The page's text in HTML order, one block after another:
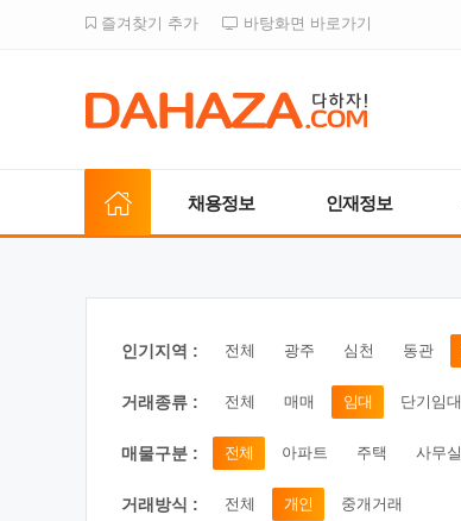
즐겨찾기 추가 바탕화면 바로가기
채용정보 인재정보
인기지역 : 전체 광주 심천 동관
거래종류 : 전체 매매 임대 단기임대
매물구분 : 전체 아파트 주택 사무실
거래방식 : 전체 개인 중개거래